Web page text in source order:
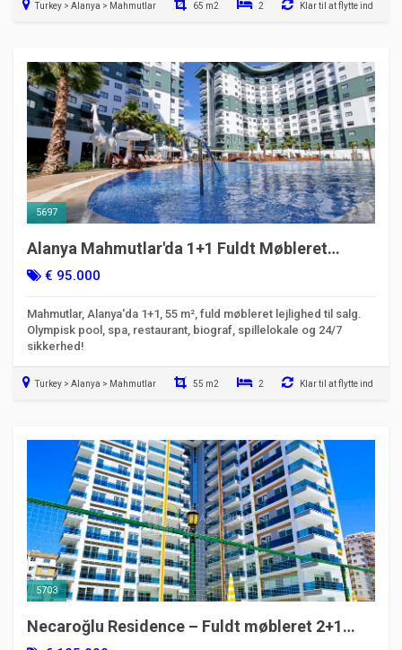
Turkey > Alanya > Mahmutlar 65 m2 2 Klar til at flytte ind
5697
Alanya Mahmutlar'da 1+1 Fuldt Møbleret
Luksus Lejlighed | 55 m²
€ 95.000
Mahmutlar, Alanya'da 1+1, 55 m², fuld møbleret lejlighed til salg.
Olympisk pool, spa, restaurant, biograf, spillelokale og 24/7
sikkerhed!
Turkey > Alanya > Mahmutlar 55 m2 2 Klar til at flytte ind
5703
Necaroğlu Residence – Fuldt møbleret 2+1